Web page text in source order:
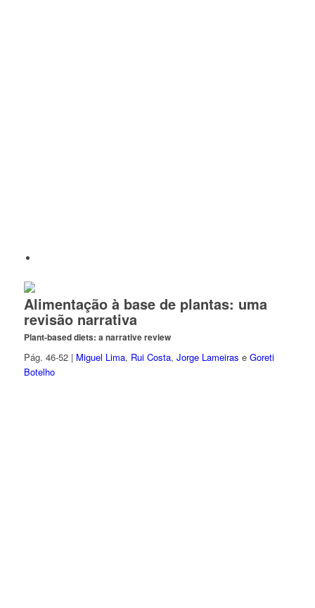
Alimentação à base de plantas: uma
revisão narrativa
Plant-based diets: a narrative review
Pág. 46-52 | Miguel Lima, Rui Costa, Jorge Lameiras e Goreti
Botelho